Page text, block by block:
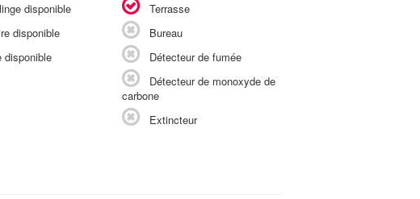
disponible
disponible
disponible
Terrasse
Bureau
Détecteur de fumée
Détecteur de monoxyde de
carbone
Extincteur